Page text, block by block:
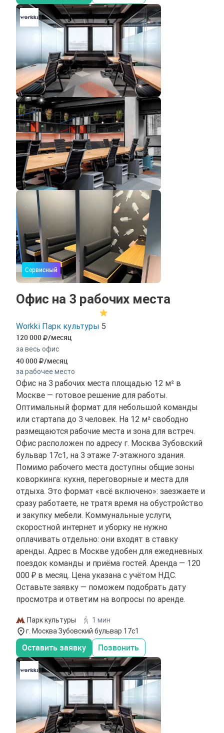
Сервисный
Офис на 3 рабочих места
Workki Парк культуры 5
120 000 /месяц
за весь офис
40 000 /месяц
за рабочее место
Офис на 3 рабочих места площадью 12 м² в
Москве — готовое решение для работы.
Оптимальный формат для небольшой команды
или стартапа до 3 человек. На 12 м² свободно
размещаются рабочие места и зона для встреч.
Офис расположен по адресу г. Москва Зубовский
бульвар 17с1, на 3 этаже 7-этажного здания.
Помимо рабочего места доступны общие зоны
коворкинга: кухня, переговорные и места для
отдыха. Это формат «всё включено»: заезжаете и
сразу работаете, не тратя время на обустройство
и закупку мебели. Коммунальные услуги,
скоростной интернет и уборку не нужно
оплачивать отдельно: они входят в ставку
аренды. Адрес в Москве удобен для ежедневных
поездок команды и приёма гостей. Аренда — 120
000 ₽ в месяц. Цена указана с учётом НДС.
Оставьте заявку — поможем подобрать дату
просмотра и ответим на вопросы по аренде.
Парк культуры
1 мин
г. Москва Зубовский бульвар 17с1
Оставить заявку Позвонить